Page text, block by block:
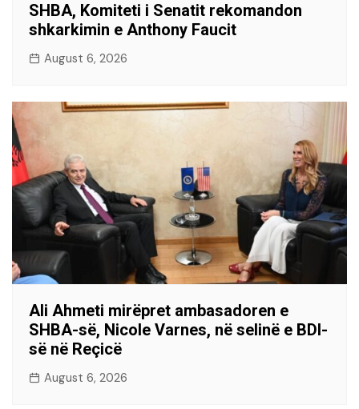
SHBA, Komiteti i Senatit rekomandon
shkarkimin e Anthony Faucit
August 6, 2026
Ali Ahmeti mirëpret ambasadoren e
SHBA-së, Nicole Varnes, në selinë e BDI-
së në Reçicë
August 6, 2026